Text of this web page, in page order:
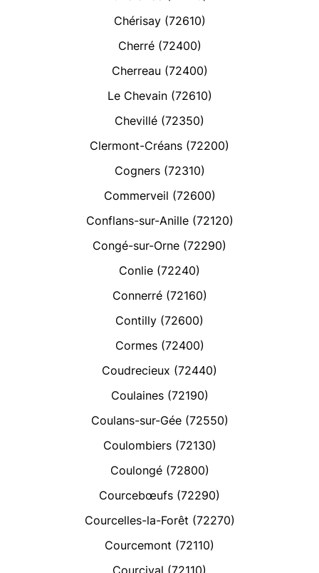
Chérisay (72610)
Cherré (72400)
Cherreau (72400)
Le Chevain (72610)
Chevillé (72350)
Clermont-Créans (72200)
Cogners (72310)
Commerveil (72600)
Conflans-sur-Anille (72120)
Congé-sur-Orne (72290)
Conlie (72240)
Connerré (72160)
Contilly (72600)
Cormes (72400)
Coudrecieux (72440)
Coulaines (72190)
Coulans-sur-Gée (72550)
Coulombiers (72130)
Coulongé (72800)
Courcebœufs (72290)
Courcelles-la-Forêt (72270)
Courcemont (72110)
Courcival (72110)